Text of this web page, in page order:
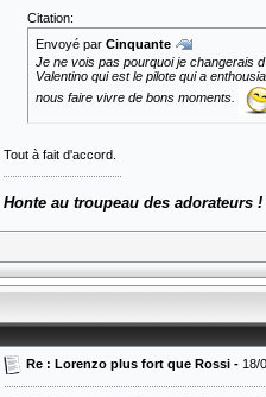
Citation:
Envoyé par Cinquante
Je ne vois pas pourquoi je changerais
Valentino qui est le pilote qui a
nous faire vivre de bons moments.
Tout à fait d'accord.
Honte au troupeau des adorateurs !
Re : Lorenzo plus fort que Rossi - 18/